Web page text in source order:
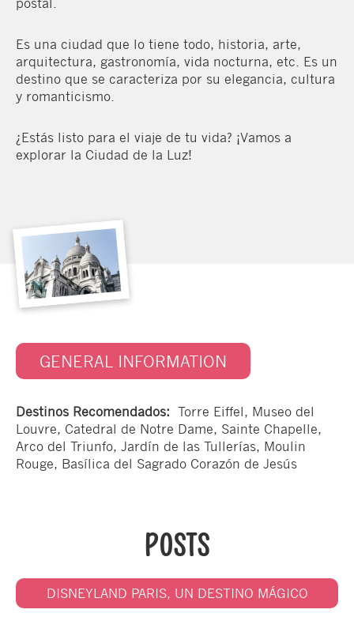
Es una ciudad que lo tiene todo, historia, arte,
arquitectura, gastronomía, vida nocturna, etc. Es un
destino que se caracteriza por su elegancia, cultura
y romanticismo.
¿Estás listo para el viaje de tu vida? ¡Vamos a
explorar la Ciudad de la Luz!
GENERAL INFORMATION
Destinos Recomendados: Torre Eiffel, Museo del
Louvre, Catedral de Notre Dame, Sainte Chapelle,
Arco del Triunfo, Jardín de las Tullerías, Moulin
Rouge, Basílica del Sagrado Corazón de Jesús
POSTS
DISNEYLAND PARIS, UN DESTINO MÁGICO